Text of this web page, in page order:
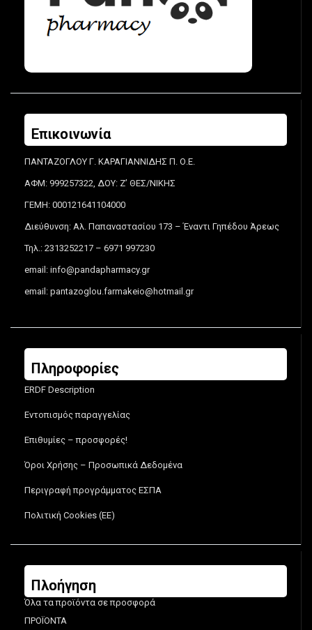
Επικοινωνία
ΠΑΝΤΑΖΟΓΛΟΥ Γ. ΚΑΡΑΓΙΑΝΝΙΔΗΣ Π. Ο.Ε.
ΑΦΜ: 999257322, ΔΟΥ: Ζ’ ΘΕΣ/ΝΙΚΗΣ
ΓΕΜΗ: 000121641104000
Διεύθυνση: Αλ. Παπαναστασίου 173 – Έναντι Γηπέδου Άρεως
Τηλ.: 2313252217 – 6971 997230
email: info@pandapharmacy.gr
email: pantazoglou.farmakeio@hotmail.gr
Πληροφορίες
ERDF Description
Εντοπισμός παραγγελίας
Επιθυμίες – προσφορές!
Όροι Χρήσης – Προσωπικά Δεδομένα
Περιγραφή προγράμματος ΕΣΠΑ
Πολιτική Cookies (ΕΕ)
Πλοήγηση
Όλα τα προϊόντα σε προσφορά
ΠΡΟΪΟΝΤΑ